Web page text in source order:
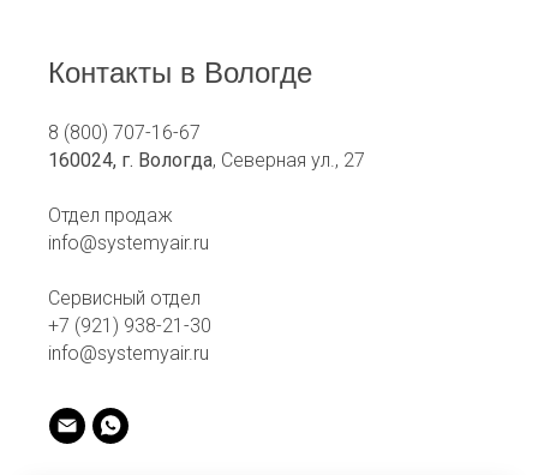
Контакты в Вологде
8 (800) 707-16-67
160024, г. Вологда, Северная ул., 27
Отдел продаж
info@systemyair.ru
Сервисный отдел
+7 (921) 938-21-30
info@systemyair.ru